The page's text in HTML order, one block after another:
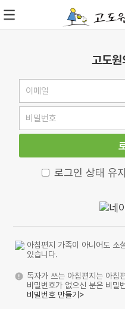
고도원
로그인 상태 유지
아침편지 가족이 아니어도 소
있습니다.
독자가 쓰는 아침편지는 아침
비밀번호가 없으신 분은 비밀
비밀번호 만들기>